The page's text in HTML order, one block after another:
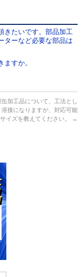
きたいです。部品加工
ターなど必要な部品は
すか。
缶加工品について、工法とし
接になりますが、対応可能
イズを教えてください。
→